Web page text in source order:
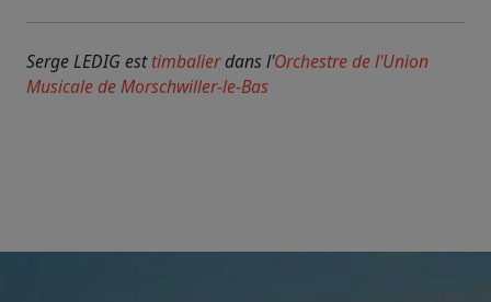
Serge LEDIG esttimbalierdans l'Orchestre de l'Union
Musicale de Morschwiller-le-Bas